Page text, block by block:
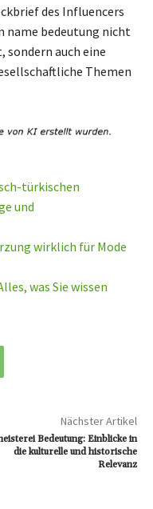
des Influencers
name bedeutung nicht
auch eine
Themen
türkischen
und
wirklich für Mode
was Sie wissen
Nächster Artikel
Bedeutung: Einblicke in
die kulturelle und historische
Relevanz